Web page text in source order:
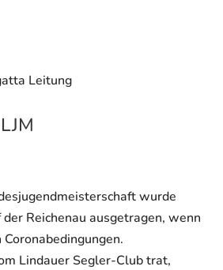
Leitung
wurde
der Reichenau ausgetragen, wenn
Lindauer Segler-Club trat,